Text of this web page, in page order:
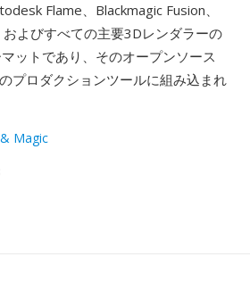
Flame、Blackmagic Fusion、
よびすべての主要3Dレンダラーの
ットであり、そのオープンソース
プロダクションツールに組み込まれ
Magic